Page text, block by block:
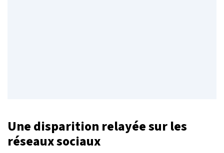
Une disparition relayée sur les
réseaux sociaux